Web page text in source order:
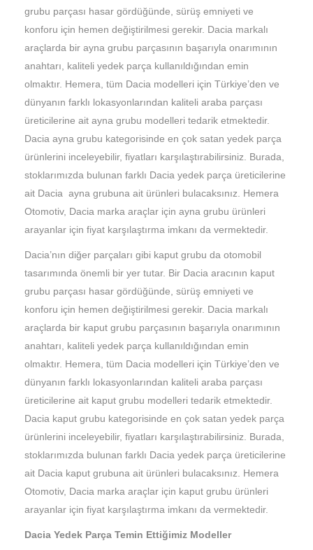
grubu parçası hasar gördüğünde, sürüş emniyeti ve
konforu için hemen değiştirilmesi gerekir. Dacia markalı
araçlarda bir ayna grubu parçasının başarıyla onarımının
anahtarı, kaliteli yedek parça kullanıldığından emin
olmaktır. Hemera, tüm Dacia modelleri için Türkiye’den ve
dünyanın farklı lokasyonlarından kaliteli araba parçası
üreticilerine ait ayna grubu modelleri tedarik etmektedir.
Dacia ayna grubu kategorisinde en çok satan yedek parça
ürünlerini inceleyebilir, fiyatları karşılaştırabilirsiniz. Burada,
stoklarımızda bulunan farklı Dacia yedek parça üreticilerine
ait Dacia ayna grubuna ait ürünleri bulacaksınız. Hemera
Otomotiv, Dacia marka araçlar için ayna grubu ürünleri
arayanlar için fiyat karşılaştırma imkanı da vermektedir.
Dacia’nın diğer parçaları gibi kaput grubu da otomobil
tasarımında önemli bir yer tutar. Bir Dacia aracının kaput
grubu parçası hasar gördüğünde, sürüş emniyeti ve
konforu için hemen değiştirilmesi gerekir. Dacia markalı
araçlarda bir kaput grubu parçasının başarıyla onarımının
anahtarı, kaliteli yedek parça kullanıldığından emin
olmaktır. Hemera, tüm Dacia modelleri için Türkiye’den ve
dünyanın farklı lokasyonlarından kaliteli araba parçası
üreticilerine ait kaput grubu modelleri tedarik etmektedir.
Dacia kaput grubu kategorisinde en çok satan yedek parça
ürünlerini inceleyebilir, fiyatları karşılaştırabilirsiniz. Burada,
stoklarımızda bulunan farklı Dacia yedek parça üreticilerine
ait Dacia kaput grubuna ait ürünleri bulacaksınız. Hemera
Otomotiv, Dacia marka araçlar için kaput grubu ürünleri
arayanlar için fiyat karşılaştırma imkanı da vermektedir.
Dacia Yedek Parça Temin Ettiğimiz Modeller